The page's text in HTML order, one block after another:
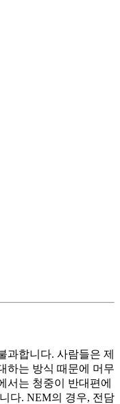
과합니다. 사람들은 제
하는 방식 때문에 머무
서는 청중이 반대편에
다. NEM의 경우, 전담